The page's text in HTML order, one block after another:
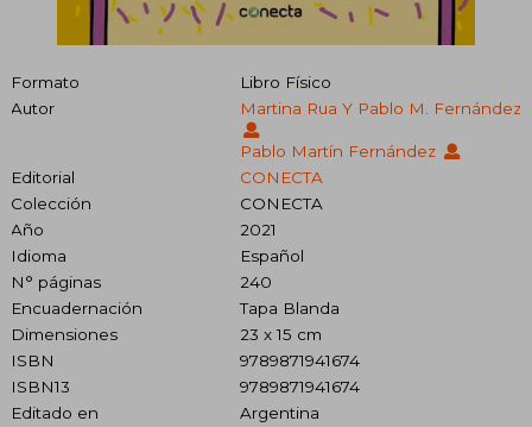
Formato
Libro Físico
Autor
Martina Rua Y Pablo M. Fernández
Pablo Martín Fernández
Editorial
CONECTA
Colección
CONECTA
Año
2021
Idioma
Español
N° páginas
240
Encuadernación
Tapa Blanda
Dimensiones
23 x 15 cm
ISBN
9789871941674
ISBN13
9789871941674
Editado en
Argentina